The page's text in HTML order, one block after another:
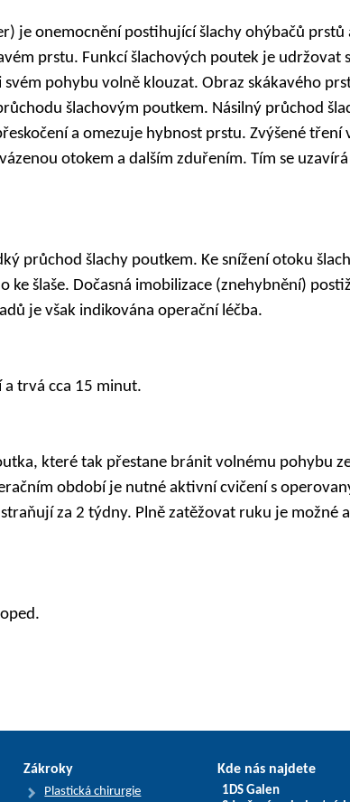
je onemocnění postihující šlachy ohýbačů
prstu. Funkcí šlachových poutek je udržovat
pohybu volně klouzat. Obraz skákavého
šlachovým poutkem. Násilný průchod
a omezuje hybnost prstu. Zvýšené tření
otokem a dalším zduřením. Tím se
průchod šlachy poutkem. Ke snížení otoku
šlaše. Dočasná imobilizace (znehybnění)
je však indikována operační léčba.
trvá cca 15 minut.
které tak přestane bránit volnému pohybu
období je nutné aktivní cvičení s
za 2 týdny. Plně zatěžovat ruku je možné
Zákroky
Plastická chirurgie
Kde nás najdete
1DS Galen